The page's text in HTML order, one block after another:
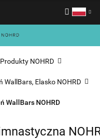
Zgody
Produkty NOHRD
WallBars, Elasko NOHRD
WallBars NOHRD